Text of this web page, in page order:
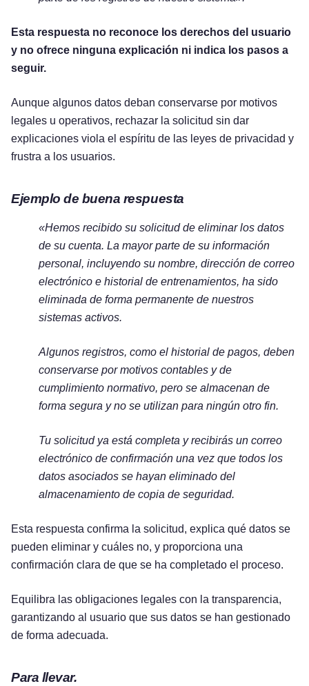
Esta respuesta no reconoce los derechos del usuario
y no ofrece ninguna explicación ni indica los pasos a
seguir.
Aunque algunos datos deban conservarse por motivos
legales u operativos, rechazar la solicitud sin dar
explicaciones viola el espíritu de las leyes de privacidad y
frustra a los usuarios.
Ejemplo de buena respuesta
«Hemos recibido su solicitud de eliminar los datos
de su cuenta. La mayor parte de su información
personal, incluyendo su nombre, dirección de correo
electrónico e historial de entrenamientos, ha sido
eliminada de forma permanente de nuestros
sistemas activos.
Algunos registros, como el historial de pagos, deben
conservarse por motivos contables y de
cumplimiento normativo, pero se almacenan de
forma segura y no se utilizan para ningún otro fin.
Tu solicitud ya está completa y recibirás un correo
electrónico de confirmación una vez que todos los
datos asociados se hayan eliminado del
almacenamiento de copia de seguridad.
Esta respuesta confirma la solicitud, explica qué datos se
pueden eliminar y cuáles no, y proporciona una
confirmación clara de que se ha completado el proceso.
Equilibra las obligaciones legales con la transparencia,
garantizando al usuario que sus datos se han gestionado
de forma adecuada.
Para llevar.